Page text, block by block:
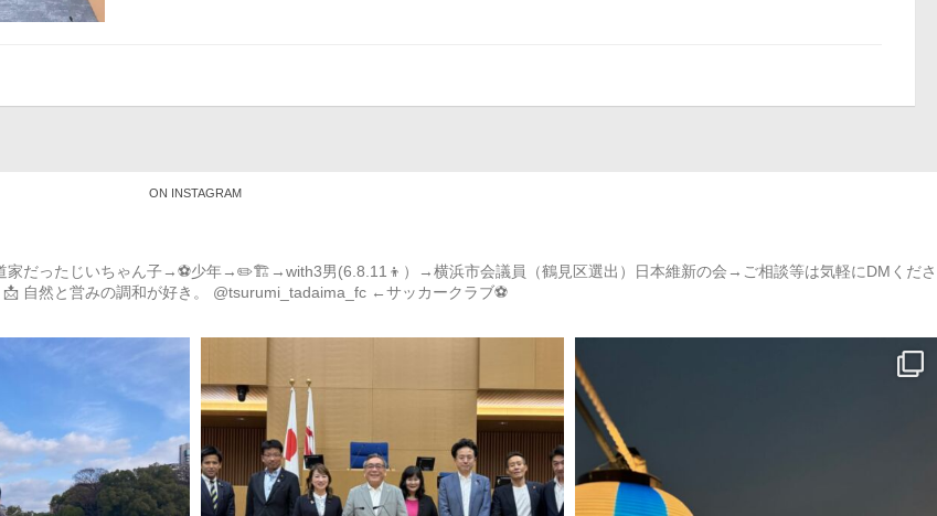
ON INSTAGRAM
ったじいちゃん子→⚽️少年→✏️🏗→with3男(6.8.11👦）→横浜市会議員（鶴見区選出）日本維新の会→ご相談等は気軽にDMくださ
📩 自然と営みの調和が好き。 @tsurumi_tadaima_fc ←サッカークラブ⚽️